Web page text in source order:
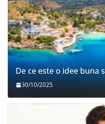
De ce este o idee buna
30/10/2025